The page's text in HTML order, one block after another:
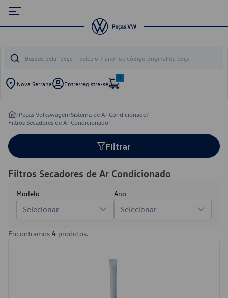
Nova Serrana Entre/registre-se
0
/Peças Volkswagen/Sistema de Ar Condicionado/
Filtros Secadores de Ar Condicionado
Filtrar
Filtros Secadores de Ar Condicionado
Modelo
Selecionar
Ano
Selecionar
Encontramos 4 produtos.